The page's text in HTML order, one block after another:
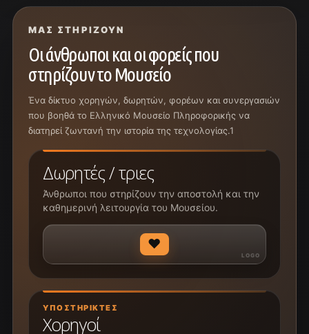
ΜΑΣ ΣΤΗΡΊΖΟΥΝ
Οι άνθρωποι και οι φορείς που
στηρίζουν το Μουσείο
Ένα δίκτυο χορηγών, δωρητών, φορέων και συνεργασιών
που βοηθά το Ελληνικό Μουσείο Πληροφορικής να
διατηρεί ζωντανή την ιστορία της τεχνολογίας.1
Δωρητές / τριες
Άνθρωποι που στηρίζουν την αποστολή και την
καθημερινή λειτουργία του Μουσείου.
♥
ΥΠΟΣΤΗΡΙΚΤΈΣ
Χορηγοί